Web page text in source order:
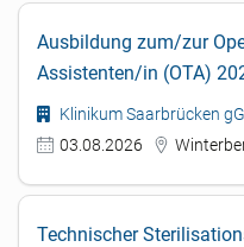
Ausbildung zum/zur
Assistenten/in (OTA)
Klinikum Saarbrücken
03.08.2026
Technischer